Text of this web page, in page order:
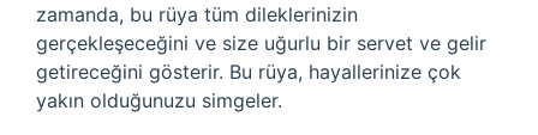
zamanda, bu rüya tüm dileklerinizin
gerçekleşeceğini ve size uğurlu bir servet ve gelir
getireceğini gösterir. Bu rüya, hayallerinize çok
yakın olduğunuzu simgeler.